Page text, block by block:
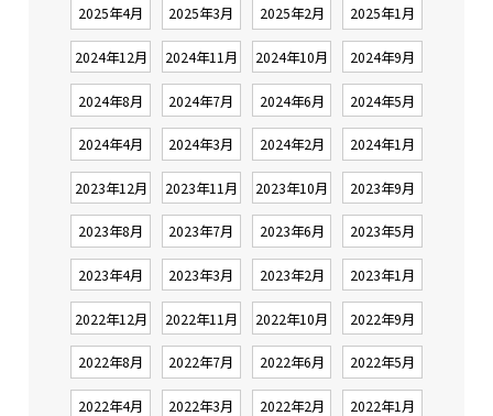
2025年4月 2025年3月 2025年2月 2025年1月
2024年12月 2024年11月 2024年10月 2024年9月
2024年8月 2024年7月 2024年6月 2024年5月
2024年4月 2024年3月 2024年2月 2024年1月
2023年12月 2023年11月 2023年10月 2023年9月
2023年8月 2023年7月 2023年6月 2023年5月
2023年4月 2023年3月 2023年2月 2023年1月
2022年12月 2022年11月 2022年10月 2022年9月
2022年8月 2022年7月 2022年6月 2022年5月
2022年4月 2022年3月 2022年2月 2022年1月